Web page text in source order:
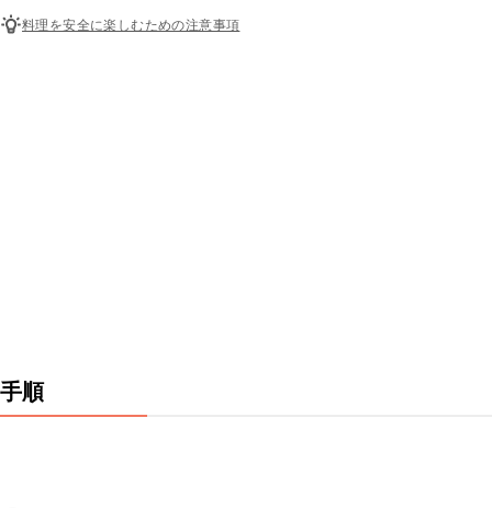
料理を安全に楽しむための注意事項
手順